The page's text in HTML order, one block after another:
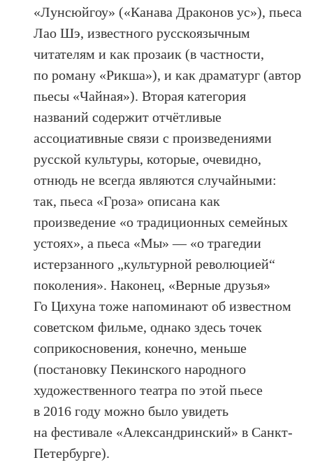
«Лунсюйгоу» («Канава Драконов ус»), пьеса
Лао Шэ, известного русскоязычным
читателям и как прозаик (в частности,
по роману «Рикша»), и как драматург (автор
пьесы «Чайная»). Вторая категория
названий содержит отчётливые
ассоциативные связи с произведениями
русской культуры, которые, очевидно,
отнюдь не всегда являются случайными:
так, пьеса «Гроза» описана как
произведение «о традиционных семейных
устоях», а пьеса «Мы» — «о трагедии
истерзанного „культурной революцией“
поколения». Наконец, «Верные друзья»
Го Цихуна тоже напоминают об известном
советском фильме, однако здесь точек
соприкосновения, конечно, меньше
(постановку Пекинского народного
художественного театра по этой пьесе
в 2016 году можно было увидеть
на фестивале «Александринский» в Санкт-
Петербурге).